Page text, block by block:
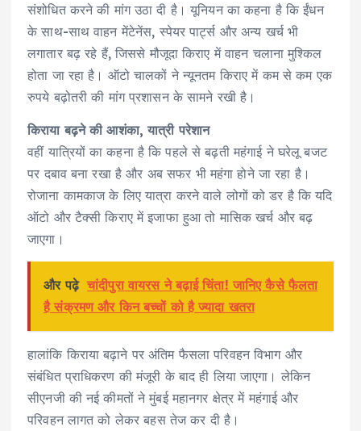
संशोधित करने की मांग उठा दी है। यूनियन का कहना है कि ईंधन
के साथ-साथ वाहन मेंटेनेंस, स्पेयर पार्ट्स और अन्य खर्च भी
लगातार बढ़ रहे हैं, जिससे मौजूदा किराए में वाहन चलाना मुश्किल
होता जा रहा है। ऑटो चालकों ने न्यूनतम किराए में कम से कम एक
रुपये बढ़ोतरी की मांग प्रशासन के सामने रखी है।
किराया बढ़ने की आशंका, यात्री परेशान
वहीं यात्रियों का कहना है कि पहले से बढ़ती महंगाई ने घरेलू बजट
पर दबाव बना रखा है और अब सफर भी महंगा होने जा रहा है।
रोजाना कामकाज के लिए यात्रा करने वाले लोगों को डर है कि यदि
ऑटो और टैक्सी किराए में इजाफा हुआ तो मासिक खर्च और बढ़
जाएगा।
और पढ़े चांदीपुरा वायरस ने बढ़ाई चिंता! जानिए कैसे फैलता
है संक्रमण और किन बच्चों को है ज्यादा खतरा
हालांकि किराया बढ़ाने पर अंतिम फैसला परिवहन विभाग और
संबंधित प्राधिकरण की मंजूरी के बाद ही लिया जाएगा। लेकिन
सीएनजी की नई कीमतों ने मुंबई महानगर क्षेत्र में महंगाई और
परिवहन लागत को लेकर बहस तेज कर दी है।